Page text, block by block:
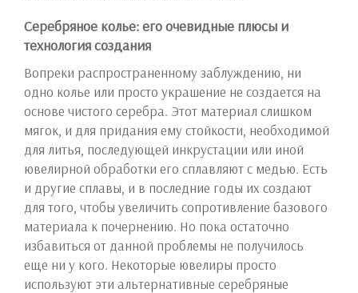
Серебряное колье: его очевидные плюсы и
технология создания
Вопреки распространенному заблуждению, ни
одно колье или просто украшение не создается на
основе чистого серебра. Этот материал слишком
мягок, и для придания ему стойкости, необходимой
для литья, последующей инкрустации или иной
ювелирной обработки его сплавляют с медью. Есть
и другие сплавы, и в последние годы их создают
для того, чтобы увеличить сопротивление базового
материала к почернению. Но пока остаточно
избавиться от данной проблемы не получилось
еще ни у кого. Некоторые ювелиры просто
используют эти альтернативные серебряные